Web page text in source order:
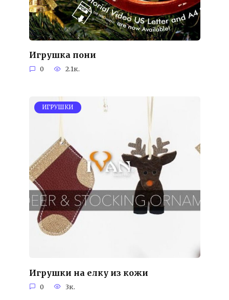
Игрушка пони
0 2.1к.
ИГРУШКИ
Игрушки на елку из кожи
0 3к.